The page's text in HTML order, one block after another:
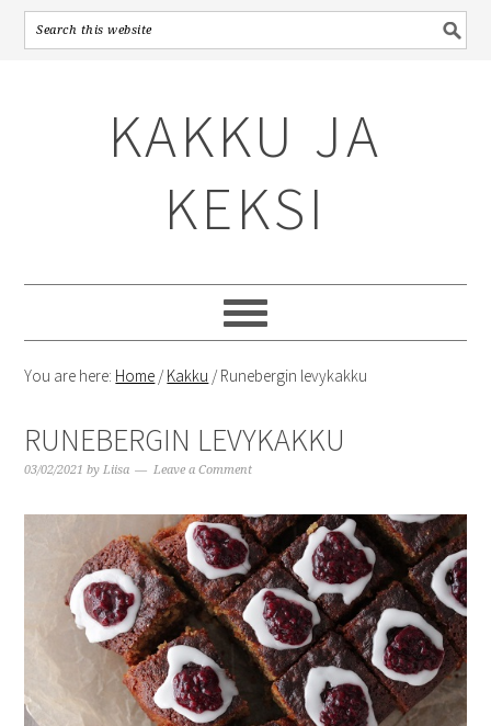
KAKKU JA
KEKSI
You are here: Home /Kakku /Runebergin levykakku
RUNEBERGIN LEVYKAKKU
03/02/2021 byLiisa Leave a Comment